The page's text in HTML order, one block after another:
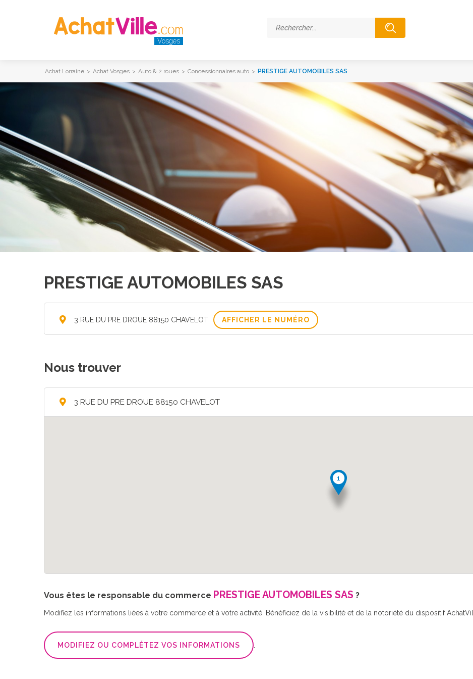
Vosges
Achat Lorraine > Achat Vosges > Auto & 2 roues > Concessionnaires auto > PRESTIGE AUTOMOBILES SAS
PRESTIGE AUTOMOBILES SAS
3 RUE DU PRE DROUE 88150 CHAVELOT AFFICHER LE NUMÉRO
Nous trouver
3 RUE DU PRE DROUE 88150 CHAVELOT
Vous êtes le responsable du commerce PRESTIGE AUTOMOBILES SAS ?
Modifiez les informations liées à votre commerce et à votre activité. Bénéficiez de la visibilité et de la notoriété du dispositif
MODIFIEZ OU COMPLÉTEZ VOS INFORMATIONS